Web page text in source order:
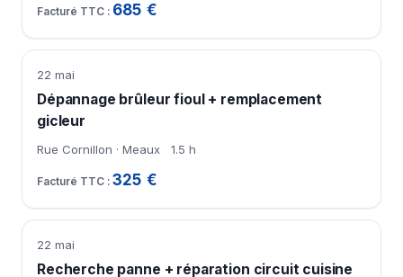
685 €
22 mai
Dépannage brûleur fioul + remplacement
gicleur
Rue Cornillon · Meaux 1.5 h
325 €
22 mai
Recherche panne + réparation circuit cuisine